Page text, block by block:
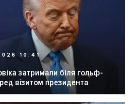
10:41
затримали біля гольф-
візитом президента